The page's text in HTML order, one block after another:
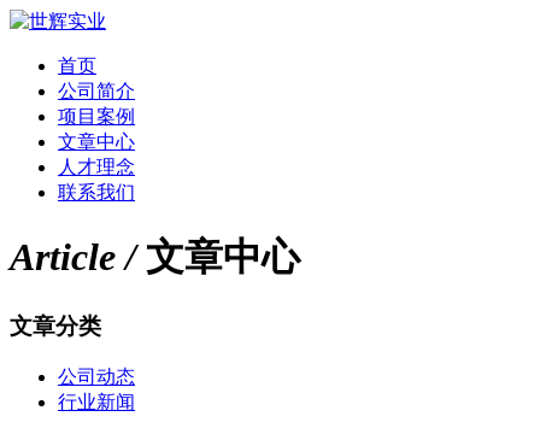
首页
公司简介
项目案例
文章中心
人才理念
联系我们
Article /文章中心
文章分类
公司动态
行业新闻